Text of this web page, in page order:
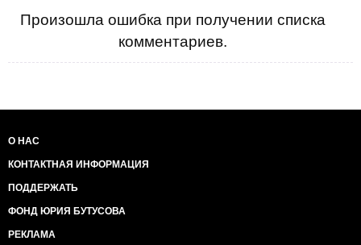
Произошла ошибка при получении списка
комментариев.
О НАС
КОНТАКТНАЯ ИНФОРМАЦИЯ
ПОДДЕРЖАТЬ
ФОНД ЮРИЯ БУТУСОВА
РЕКЛАМА